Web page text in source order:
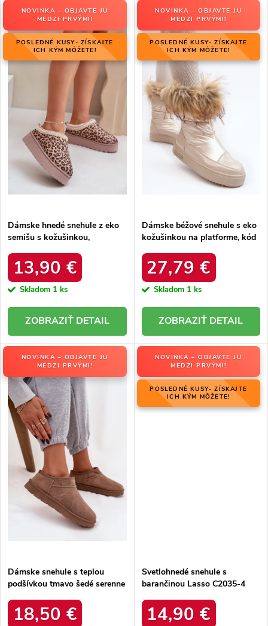
e
p
o
t
Najdrahšie
Najpredávanejšie
Abecedne
V
p
s
p
o
NOVINKA – OBJAVTE JU
MEDZI PRVÝMI!
POSLEDNÉ KUSY- ZÍSKAJTE
ICH KÝM MÔŽETE!
Dámske hnedé snehule z eko
semišu s kožušinkou,
LEOPARD
13,90 €
Skladom 1 ks
DETAIL
NOVINKA – OBJAVTE JU
MEDZI PRVÝMI!
POSLEDNÉ KUSY- ZÍSKAJTE
ICH KÝM MÔŽETE!
Dámske béžové snehule s eko
kožušinkou na platforme, kód
27,79 €
Skladom 1 ks
DETAIL
NOVINKA – OBJAVTE JU
MEDZI PRVÝMI!
Dámske snehule s teplou
podšívkou tmavo šedé serenne
18,50 €
NOVINKA – OBJAVTE JU
MEDZI PRVÝMI!
POSLEDNÉ KUSY- ZÍSKAJTE
ICH KÝM MÔŽETE!
Svetlohnedé snehule s
barančinou Lasso C2035-4
14,90 €